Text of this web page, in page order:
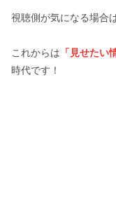
視聴側が気になる場合
これからは 「見せたい
時代です！